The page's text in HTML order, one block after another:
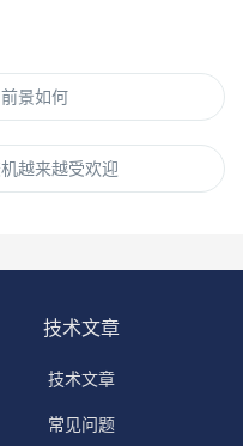
景如何
越来越受欢迎
技术文章
技术文章
常见问题